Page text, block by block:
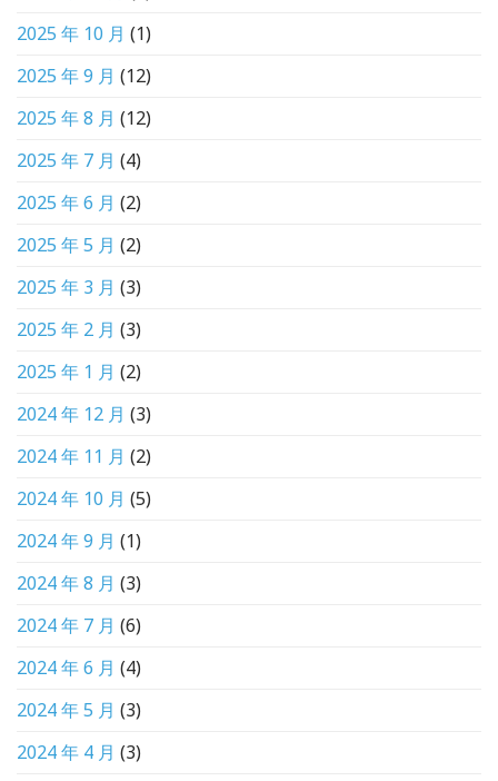
2025 年 10 月 (1)
2025 年 9 月 (12)
2025 年 8 月 (12)
2025 年 7 月 (4)
2025 年 6 月 (2)
2025 年 5 月 (2)
2025 年 3 月 (3)
2025 年 2 月 (3)
2025 年 1 月 (2)
2024 年 12 月 (3)
2024 年 11 月 (2)
2024 年 10 月 (5)
2024 年 9 月 (1)
2024 年 8 月 (3)
2024 年 7 月 (6)
2024 年 6 月 (4)
2024 年 5 月 (3)
2024 年 4 月 (3)